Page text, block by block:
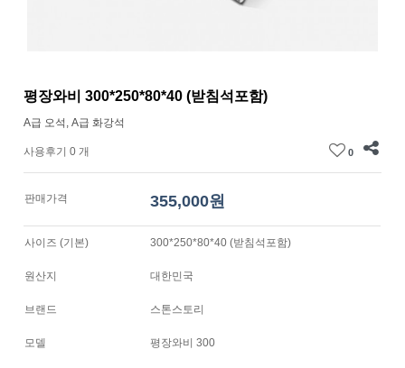
평장와비 300*250*80*40 (받침석포함)
A급 오석, A급 화강석
사용후기 0 개 0
판매가격 355,000원
사이즈 (기본) 300*250*80*40 (받침석포함)
원산지 대한민국
브랜드 스톤스토리
모델 평장와비 300